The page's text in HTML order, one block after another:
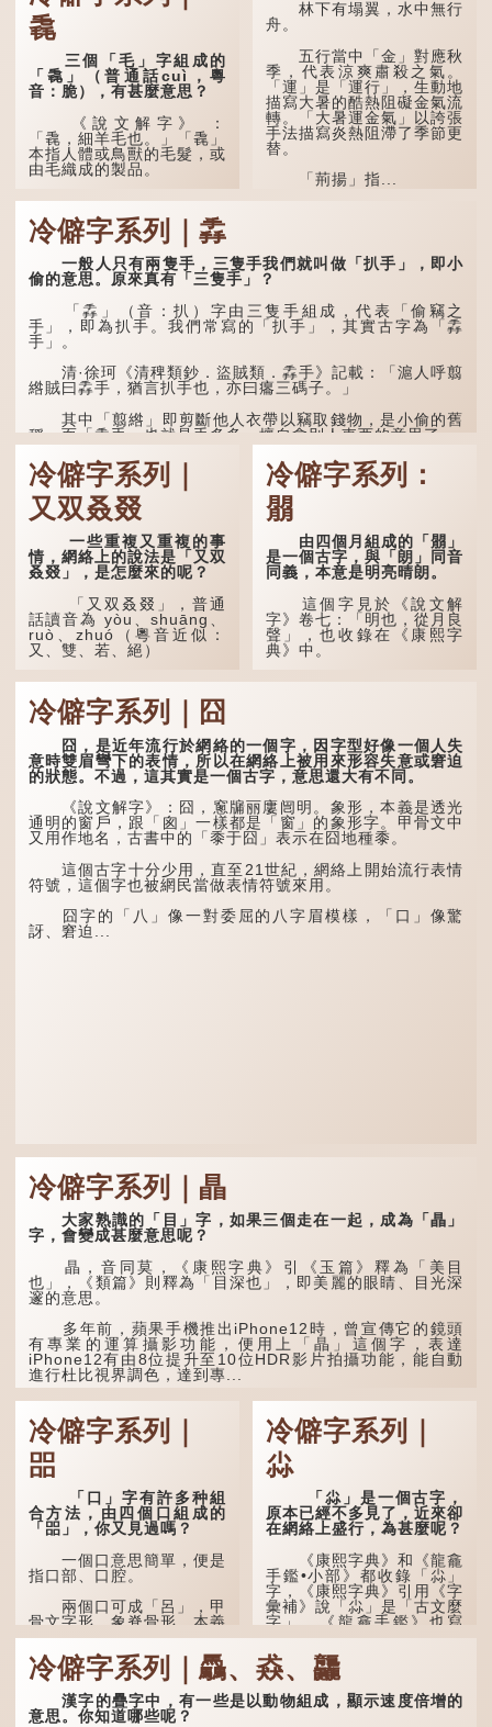
清」形容空虛無所事事。
毳
三個「毛」字組成的
「毳」（普通話cuì，粵
音：脆），有甚麼意思？
《說文解字》 ：
「毳，細羊毛也。」「毳」
本指人體或鳥獸的毛髮，或
由毛織成的製品。
人體表面，例如手臂等
部位生長的細毛，也叫
「毳」，又叫「寒毛」、
「汗毛」。
醫學上，「毳毛」是一
童時期長出的一種細小、不
易注意到卻又幾乎遍布全身
的毛髮。毳毛的密度因人而
異，其長度則通常不會...
林下有塌翼，水中無行
舟。
五行當中「金」對應秋
季，代表涼爽肅殺之氣。
「運」是「運行」，生動地
描寫大暑的酷熱阻礙金氣流
轉。「大暑運金氣」以誇張
手法描寫炎熱阻滯了季節更
替。
「荊揚」指...
冷僻字系列｜掱
一般人只有兩隻手，三隻手我們就叫做「扒手」，即小
偷的意思。原來真有「三隻手」？
「掱」（音：扒）字由三隻手組成，代表「偷竊之
手」，即為扒手。我們常寫的「扒手」，其實古字為「掱
手」。
清·徐珂《清稗類鈔．盜賊類．掱手》記載：「滬人呼翦
綹賊曰掱手，猶言扒手也，亦曰癟三碼子。」
其中「翦綹」即剪斷他人衣帶以竊取錢物，是小偷的舊
稱。而「掱手」也就是手多多，擅自拿別人東西的意思了...
冷僻字系列｜
又双叒叕
一些重複又重複的事
情，網絡上的說法是「又双
叒叕」，是怎麼來的呢？
「又双叒叕」，普通
話讀音為 yòu、shuāng、
ruò、zhuó（粵音近似：
又、雙、若、絕）
「又」和「双」比較
易理解，前者表示再次，後
者表示一對，兩個「又」便
是「双」。
「叒」（音：若）原是
古代神話中的樹木名
稱。 《說文解字·叒部》：
「叒，日初出東方湯谷所登
榑桑，叒木也。」
「叕...
冷僻字系列：
朤
由四個月組成的「朤」
是一個古字，與「朗」同音
同義，本意是明亮晴朗。
這個字見於《說文解
字》卷七：「明也，從月良
聲」，也收錄在《康熙字
典》中。
這個字，用法頗多。
兩個卦名，這裏指天地、宇
宙等，形容政治清明，天下
太平！
「天空朤朤，任鳥兒高
飛。」也是指天清氣明，鳥
兒可高飛。
「朤朤脆脆」就是形容
辦事爽快乾脆。我們熟...
冷僻字系列｜囧
囧，是近年流行於網絡的一個字，因字型好像一個人失
意時雙眉彎下的表情，所以在網絡上被用來形容失意或窘迫
的狀態。不過，這其實是一個古字，意思還大有不同。
《說文解字》：囧，窻牖丽廔闿明。象形，本義是透光
通明的窗戶，跟「囪」一樣都是「窗」的象形字。甲骨文中
又用作地名，古書中的「黍于囧」表示在囧地種黍。
這個古字十分少用，直至21世紀，網絡上開始流行表情
符號，這個字也被網民當做表情符號來用。
囧字的「八」像一對委屈的八字眉模樣，「口」像驚
訝、窘迫...
冷僻字系列｜瞐
大家熟識的「目」字，如果三個走在一起，成為「瞐」
字，會變成甚麼意思呢？
瞐，音同莫，《康熙字典》引《玉篇》釋為「美目
也」，《類篇》則釋為「目深也」，即美麗的眼睛、目光深
邃的意思。
多年前，蘋果手機推出iPhone12時，曾宣傳它的鏡頭
有專業的運算攝影功能，便用上「瞐」這個字，表達
iPhone12有由8位提升至10位HDR影片拍攝功能，能自動
進行杜比視界調色，達到專...
冷僻字系列｜
㗊
「口」字有許多种組
合方法，由四個口組成的
「㗊」，你又見過嗎？
一個口意思簡單，便是
指口部、口腔。
兩個口可成「呂」，甲
骨文字形，象脊骨形，本義
是指脊椎骨，中間有一條豎
線把脊椎段串聯起來。現代
通用為姓氏。兩個口也可以
寫成「吅」（音：喧），古
同「喧」，是大聲呼叫的意
思。
冷僻字系列｜
尛
「尛」是一個古字，
原本已經不多見了，近來卻
在網絡上盛行，為甚麼呢？
《康熙字典》和《龍龕
手鑑•小部》都收錄「尛」
字，《康熙字典》引用《字
彙補》說「尛」是「古文麼
字」，《龍龕手鑑》也寫
道：「尛，同『麼』。」
「麼」在古文中常表示
「微小」的意思，也可用作
疑問詞如「幹麼」。既然
「尛」等同於「麼」，那麼
冷僻字系列｜驫、猋、龘
漢字的疊字中，有一些是以動物組成，顯示速度倍增的
意思。你知道哪些呢？